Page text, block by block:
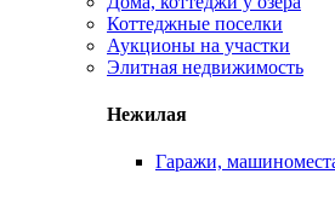
Коттеджные поселки
Аукционы на участки
Элитная недвижимость
Нежилая
Гаражи,